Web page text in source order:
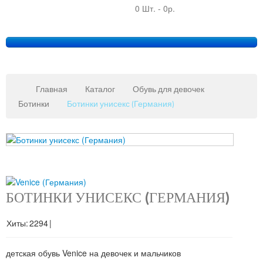
0 Шт. - 0р.
Главная Каталог
Обувь для девочек
Ботинки
Ботинки унисекс (Германия)
БОТИНКИ УНИСЕКС (ГЕРМАНИЯ)
Хиты:2294|
детская обувь Venice на девочек и мальчиков